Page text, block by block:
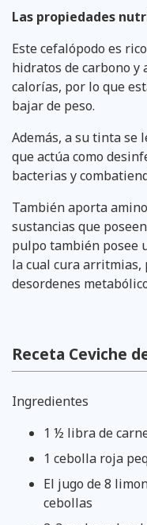
Las propiedades
Este cefalópodo es
hidratos de carbono y
calorías, por lo que
bajar de peso.
Además, a su tinta se
que actúa como
bacterias y
También aporta
sustancias que
pulpo también posee
la cual cura arritmias,
desordenes
Receta Ceviche
Ingredientes
1 ½ libra de
1 cebolla roja
El jugo de 8
cebollas